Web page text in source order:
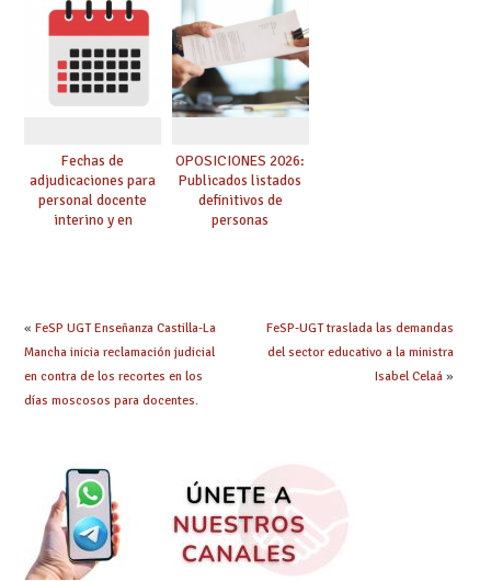
de especialidades
convocadas a
oposición
Fechas de
adjudicaciones para
personal docente
interino y en
OPOSICIONES 2026:
Publicados listados
definitivos de
personas
« FeSP UGT Enseñanza Castilla-La
Mancha inicia reclamación judicial
en contra de los recortes en los
días moscosos para docentes.
FeSP-UGT traslada las demandas
del sector educativo a la ministra
Isabel Celaá»